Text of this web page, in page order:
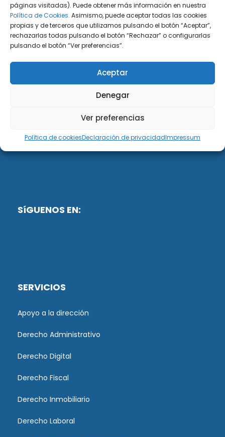
páginas visitadas). Puede obtener más información en nuestra
Política de Cookies. Asimismo, puede aceptar todas las cookies
propias y de terceros que utilizamos pulsando el botón “Aceptar”,
rechazarlas todas pulsando el botón “Rechazar” o configurarlas
pulsando el botón “Ver preferencias”.
Aceptar
Denegar
Ver preferencias
Política de cookiesDeclaración de privacidadImpressum
DiG ABOGADOS
DiG Abogados es un despacho de abogados
multidisciplinar especializado en las materias de
fiscalidad y mercantil. Llevamos más de 50 años al
SíGUENOS EN:
SERVICIOS
Apoyo a la dirección
Derecho Administrativo
Derecho Digital
Derecho Fiscal
Derecho Inmobiliario
Derecho Laboral